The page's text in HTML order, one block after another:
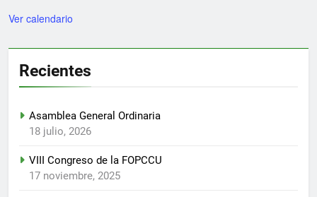
Ver calendario
Recientes
Asamblea General Ordinaria
18 julio, 2026
VIII Congreso de la FOPCCU
17 noviembre, 2025